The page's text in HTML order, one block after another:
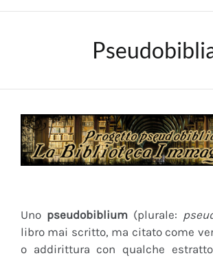
Uno pseudobiblium (plurale:
libro mai scritto, ma citato come
o addirittura con qualche